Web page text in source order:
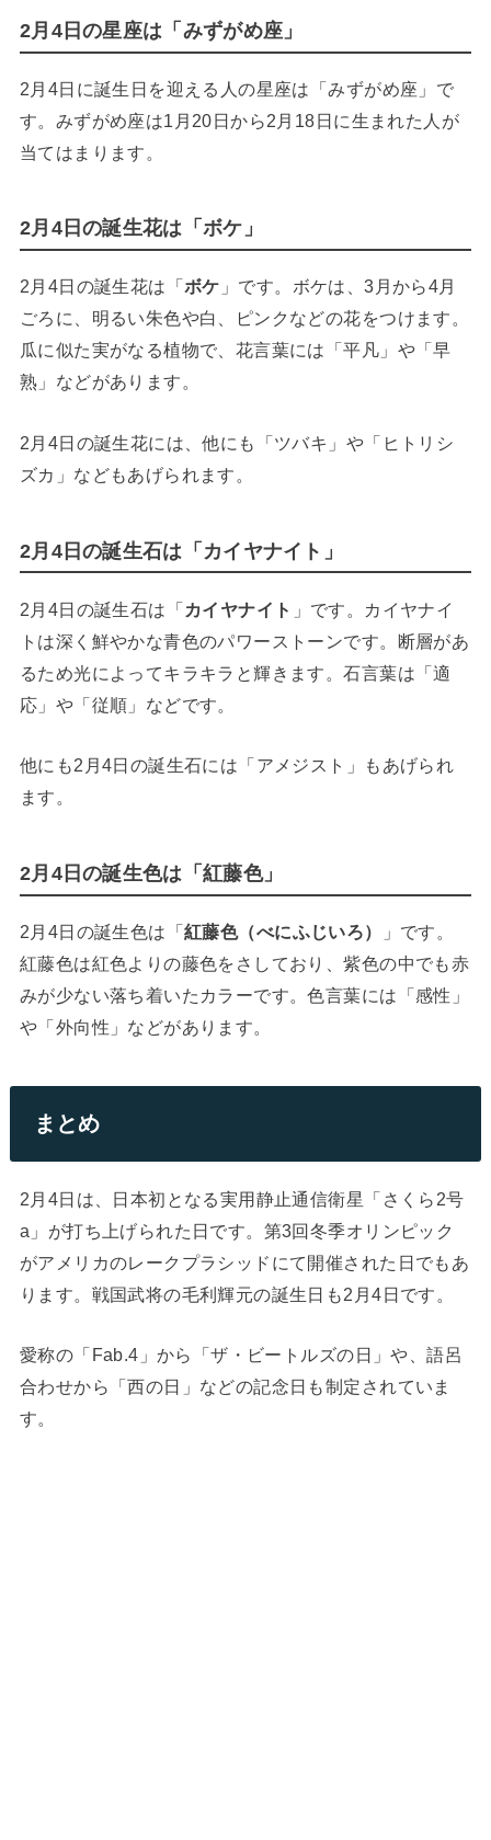
2月4日の星座は「みずがめ座」
2月4日に誕生日を迎える人の星座は「みずがめ座」で
す。みずがめ座は1月20日から2月18日に生まれた人が
当てはまります。
2月4日の誕生花は「ボケ」
2月4日の誕生花は「ボケ 」です。ボケは、3月から4月
ごろに、明るい朱色や白、ピンクなどの花をつけます。
瓜に似た実がなる植物で、花言葉には「平凡」や「早
熟」などがあります。
2月4日の誕生花には、他にも「ツバキ」や「ヒトリシ
ズカ」などもあげられます。
2月4日の誕生石は「カイヤナイト」
2月4日の誕生石は「カイヤナイト 」です。カイヤナイ
トは深く鮮やかな青色のパワーストーンです。断層があ
るため光によってキラキラと輝きます。石言葉は「適
応」や「従順」などです。
他にも2月4日の誕生石には「アメジスト」もあげられ
ます。
2月4日の誕生色は「紅藤色」
2月4日の誕生色は「紅藤色（べにふじいろ）
」です。
紅藤色は紅色よりの藤色をさしており、紫色の中でも赤
みが少ない落ち着いたカラーです。色言葉には「感性」
や「外向性」などがあります。
まとめ
2月4日は、日本初となる実用静止通信衛星「さくら2号
a」が打ち上げられた日です。第3回冬季オリンピック
がアメリカのレークプラシッドにて開催された日でもあ
ります。戦国武将の毛利輝元の誕生日も2月4日です。
愛称の「Fab.4」から「ザ・ビートルズの日」や、語呂
合わせから「西の日」などの記念日も制定されていま
す。